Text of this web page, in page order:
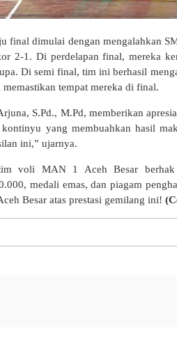
final dimulai dengan mengalahkan
2-1. Di perdelapan final, mereka
Di semi final, tim ini berhasil
tempat mereka di final.
S.Pd., M.Pd, memberikan
yang membuahkan hasil
ini,” ujarnya.
voli MAN 1 Aceh Besar berhak
medali emas, dan piagam
Besar atas prestasi gemilang ini!